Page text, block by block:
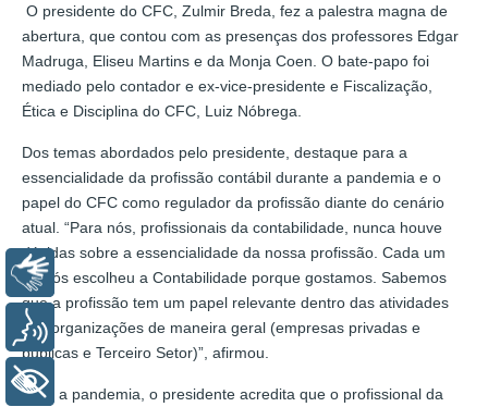
O presidente do CFC, Zulmir Breda, fez a palestra magna de
abertura, que contou com as presenças dos professores Edgar
Madruga, Eliseu Martins e da Monja Coen. O bate-papo foi
mediado pelo contador e ex-vice-presidente e Fiscalização,
Ética e Disciplina do CFC, Luiz Nóbrega.
Dos temas abordados pelo presidente, destaque para a
essencialidade da profissão contábil durante a pandemia e o
papel do CFC como regulador da profissão diante do cenário
atual. “Para nós, profissionais da contabilidade, nunca houve
dúvidas sobre a essencialidade da nossa profissão. Cada um
de nós escolheu a Contabilidade porque gostamos. Sabemos
que a profissão tem um papel relevante dentro das atividades
nas organizações de maneira geral (empresas privadas e
públicas e Terceiro Setor)”, afirmou.
Com a pandemia, o presidente acredita que o profissional da
Libras
Voz